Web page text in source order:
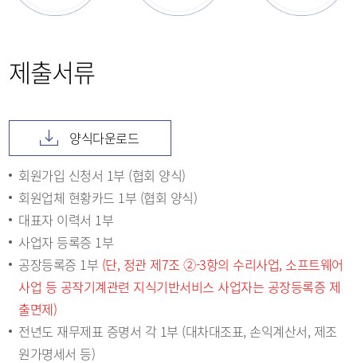
제출서류
양식다운로드
회원가입 신청서 1부 (협회 양식)
회원업체 현황카드 1부 (협회 양식)
대표자 이력서 1부
사업자 등록증 1부
공장등록증 1부 (단, 정관 제7조 ②-3항의 수리사업, 소프트웨어
사업 등 공작기계관련 지식기반서비스 사업자는 공장등록증 제
출면제)
전년도 재무제표 증명서 각 1부 (대차대조표, 손익계산서, 제조
원가명세서 등)